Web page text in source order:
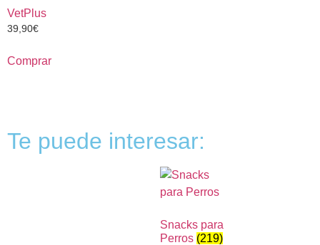
VetPlus
39,90€
Comprar
Te puede interesar:
Snacks para
Perros (219)